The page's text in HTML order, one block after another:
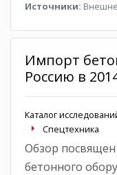
Источники:
Импорт
Россию в
Каталог
Спецтехника
Обзор
бетонного